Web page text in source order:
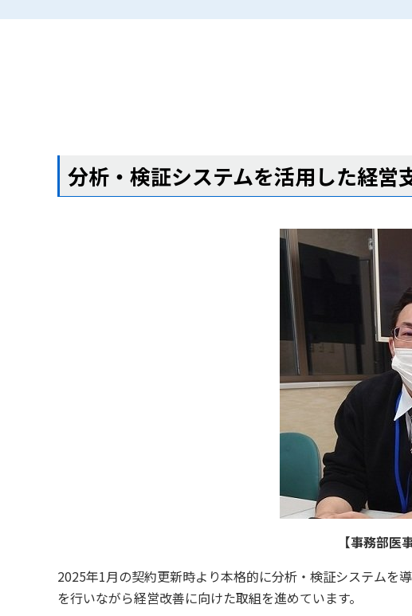
分析・検証システムを活用した経営
【事務部
2025年1月の契約更新時より本格的に分析・検証システムを
を行いながら経営改善に向けた取組を進めています。